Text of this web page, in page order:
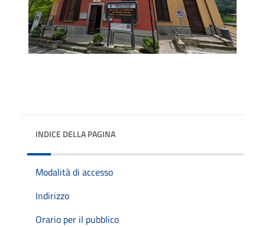
INDICE DELLA PAGINA
Modalità di accesso
Indirizzo
Orario per il pubblico